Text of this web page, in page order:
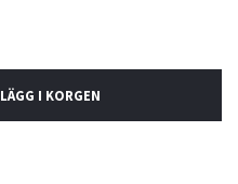
LÄGG I KORGEN